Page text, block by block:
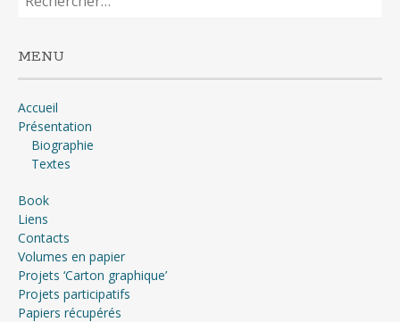
MENU
Accueil
Présentation
Biographie
Textes
Book
Liens
Contacts
Volumes en papier
Projets ‘Carton graphique’
Projets participatifs
Papiers récupérés